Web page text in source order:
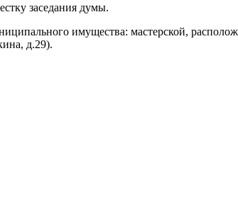
заседания думы.
имущества: мастерской,
д.29).